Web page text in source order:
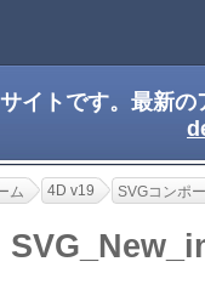
イトです。最新
ム 4D v19 SVGコンポ